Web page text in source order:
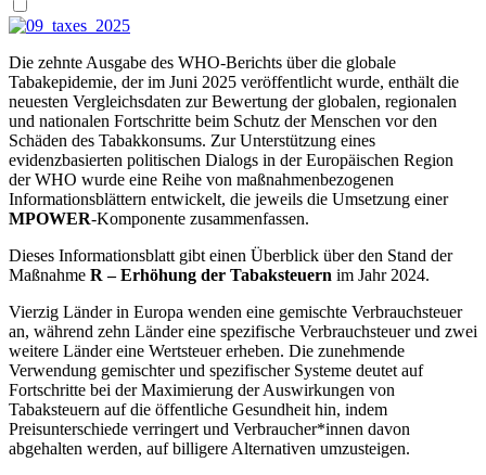
Die zehnte Ausgabe des WHO-Berichts über die globale
Tabakepidemie, der im Juni 2025 veröffentlicht wurde, enthält die
neuesten Vergleichsdaten zur Bewertung der globalen, regionalen
und nationalen Fortschritte beim Schutz der Menschen vor den
Schäden des Tabakkonsums. Zur Unterstützung eines
evidenzbasierten politischen Dialogs in der Europäischen Region
der WHO wurde eine Reihe von maßnahmenbezogenen
Informationsblättern entwickelt, die jeweils die Umsetzung einer
MPOWER-Komponente zusammenfassen.
Dieses Informationsblatt gibt einen Überblick über den Stand der
Maßnahme R – Erhöhung der Tabaksteuern im Jahr 2024.
Vierzig Länder in Europa wenden eine gemischte Verbrauchsteuer
an, während zehn Länder eine spezifische Verbrauchsteuer und zwei
weitere Länder eine Wertsteuer erheben. Die zunehmende
Verwendung gemischter und spezifischer Systeme deutet auf
Fortschritte bei der Maximierung der Auswirkungen von
Tabaksteuern auf die öffentliche Gesundheit hin, indem
Preisunterschiede verringert und Verbraucher*innen davon
abgehalten werden, auf billigere Alternativen umzusteigen.